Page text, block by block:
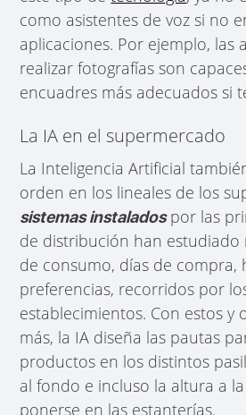
como asistentes de voz si no
aplicaciones. Por ejemplo, las
realizar fotografías son
encuadres más adecuados si
La IA en el supermercado
La Inteligencia Artificial
orden en los lineales de los
sistemas instaladospor las
de distribución han estudiado
de consumo, días de compra,
preferencias, recorridos por
establecimientos. Con estos y
más, la IA diseña las pautas
productos en los distintos
al fondo e incluso la altura a
ponerse en las estanterías.